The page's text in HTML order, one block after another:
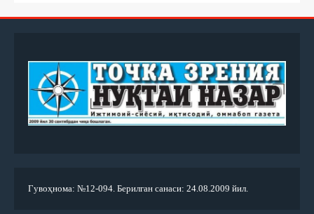
Гувоҳнома: №12-094. Берилган санаси: 24.08.2009 йил.